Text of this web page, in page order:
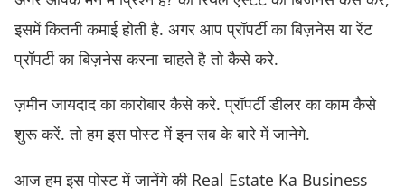
इसमें कितनी कमाई होती है. अगर आप प्रॉपर्टी का बिज़नेस या रेंट
प्रॉपर्टी का बिज़नेस करना चाहते है तो कैसे करे.
ज़मीन जायदाद का कारोबार कैसे करे. प्रॉपर्टी डीलर का काम कैसे
शुरू करें. तो हम इस पोस्ट में इन सब के बारे में जानेगे.
आज हम इस पोस्ट में जानेंगे की Real Estate Ka Business